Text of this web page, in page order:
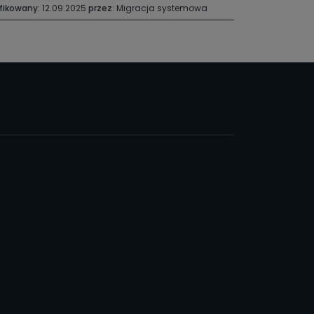
: 12.09.2025 przez: Migracja systemowa